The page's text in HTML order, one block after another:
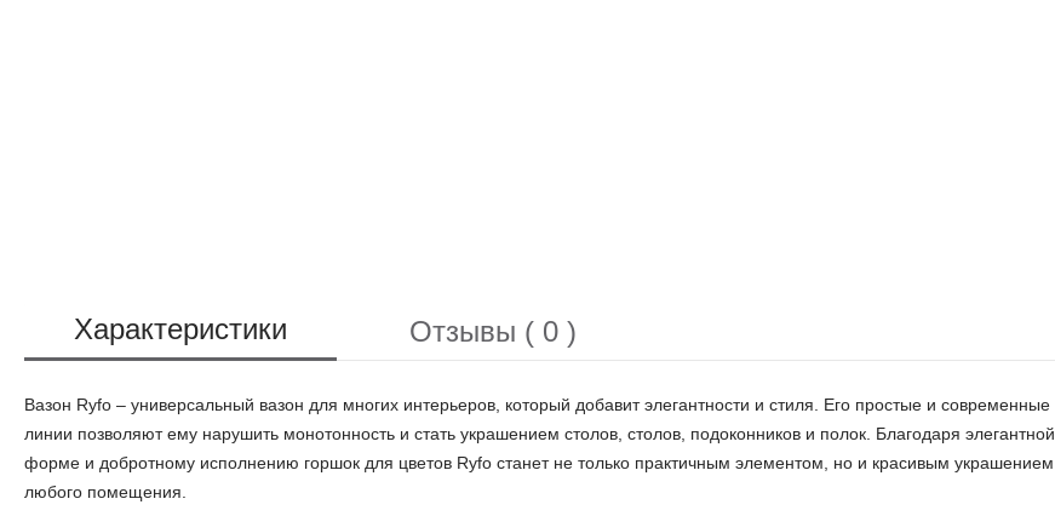
Характеристики Отзывы ( 0 )
Вазон Ryfo – универсальный вазон для многих интерьеров, который добавит элегантности и стиля. Его простые и современные
линии позволяют ему нарушить монотонность и стать украшением столов, столов, подоконников и полок. Благодаря элегантной
форме и добротному исполнению горшок для цветов Ryfo станет не только практичным элементом, но и красивым украшением
любого помещения.